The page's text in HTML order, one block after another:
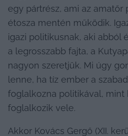
egy pártrész, ami az amatőr
étosza mentén működik.
igazi politikusnak, aki abból
a legrosszabb fajta, a
nagyon szeretjük. Mi úgy
lenne, ha tíz ember a
foglalkozna politikával, mint
foglalkozik vele.
Akkor Kovács Gergő (XII.